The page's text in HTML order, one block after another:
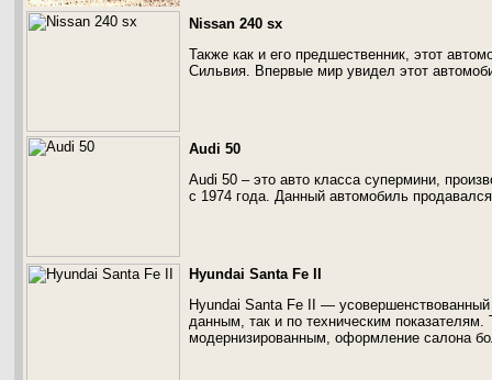
Nissan 240 sx
Также как и его предшественник, этот
Сильвия. Впервые мир увидел этот
Audi 50
Audi 50 – это авто класса супермини,
с 1974 года. Данный автомобиль
Hyundai Santa Fe II
Hyundai Santa Fe II —
данным, так и по техническим
модернизированным, оформление салона